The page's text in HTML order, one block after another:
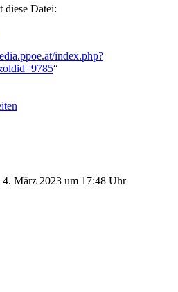
diese Datei:
index.php?
“
4. März 2023 um 17:48 Uhr